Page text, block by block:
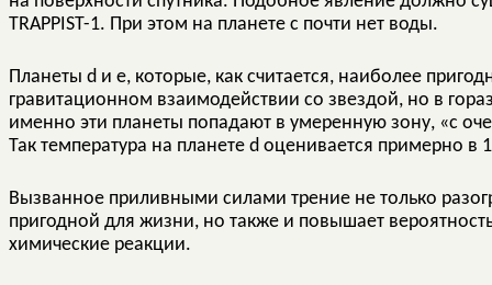
TRAPPIST-1. При этом на планете c почти нет воды.
Планеты d и e, которые, как считается, наиболее
гравитационном взаимодействии со звездой, но в
именно эти планеты попадают в умеренную зону, «с
Так температура на планете d оценивается примерно в
Вызванное приливными силами трение не только
пригодной для жизни, но также и повышает
химические реакции.